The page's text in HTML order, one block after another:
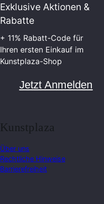
Exklusive Aktionen &
Rabatte
+ 11% Rabatt-Code für
Ihren ersten Einkauf im
Kunstplaza-Shop
Jetzt Anmelden
Kunstplaza
Über uns
Rechtliche Hinweise
Barrierefreiheit